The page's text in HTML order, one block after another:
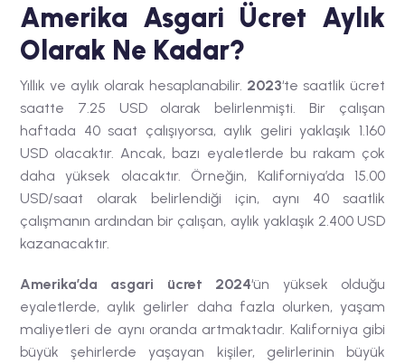
Amerika Asgari Ücret Aylık
Olarak Ne Kadar?
Yıllık ve aylık olarak hesaplanabilir. 2023‘te saatlik ücret
saatte 7.25 USD olarak belirlenmişti. Bir çalışan
haftada 40 saat çalışıyorsa, aylık geliri yaklaşık 1.160
USD olacaktır. Ancak, bazı eyaletlerde bu rakam çok
daha yüksek olacaktır. Örneğin, Kaliforniya’da 15.00
USD/saat olarak belirlendiği için, aynı 40 saatlik
çalışmanın ardından bir çalışan, aylık yaklaşık 2.400 USD
kazanacaktır.
Amerika’da asgari ücret 2024‘ün yüksek olduğu
eyaletlerde, aylık gelirler daha fazla olurken, yaşam
maliyetleri de aynı oranda artmaktadır. Kaliforniya gibi
büyük şehirlerde yaşayan kişiler, gelirlerinin büyük